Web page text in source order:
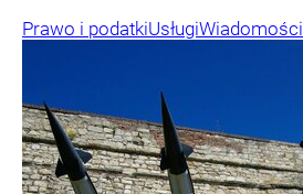
Prawo i podatkiUsługiWiadomości